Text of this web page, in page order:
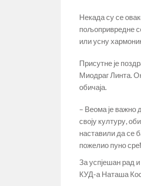
Некада су се
пољопривредне
или усну
Присутне је
Миодраг Линта.
обичаја.
– Веома је важно
своју културу,
наставили да се
пожелио пуно
За успјешан рад
КУД-а Наташа